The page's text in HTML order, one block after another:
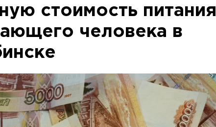
стоимость питания
человека в